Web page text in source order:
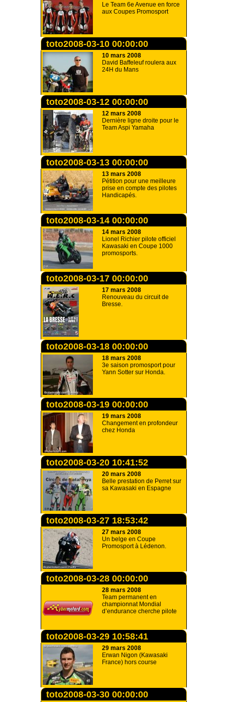
Le Team 6e Avenue en force
aux Coupes Promosport
toto2008-03-10 00:00:00
10 mars 2008
David Baffeleuf roulera aux
24H du Mans
toto2008-03-12 00:00:00
12 mars 2008
Dernière ligne droite pour le
Team Aspi Yamaha
toto2008-03-13 00:00:00
13 mars 2008
Pétition pour une meilleure
prise en compte des pilotes
Handicapés.
toto2008-03-14 00:00:00
14 mars 2008
Lionel Richier pilote officiel
Kawasaki en Coupe 1000
promosports.
toto2008-03-17 00:00:00
17 mars 2008
Renouveau du circuit de
Bresse.
toto2008-03-18 00:00:00
18 mars 2008
3e saison promosport pour
Yann Sotter sur Honda.
toto2008-03-19 00:00:00
19 mars 2008
Changement en profondeur
chez Honda
toto2008-03-20 10:41:52
20 mars 2008
Belle prestation de Perret sur
sa Kawasaki en Espagne
toto2008-03-27 18:53:42
27 mars 2008
Un belge en Coupe
Promosport à Lédenon.
toto2008-03-28 00:00:00
28 mars 2008
Team permanent en
championnat Mondial
d’endurance cherche pilote
toto2008-03-29 10:58:41
29 mars 2008
Erwan Nigon (Kawasaki
France) hors course
toto2008-03-30 00:00:00